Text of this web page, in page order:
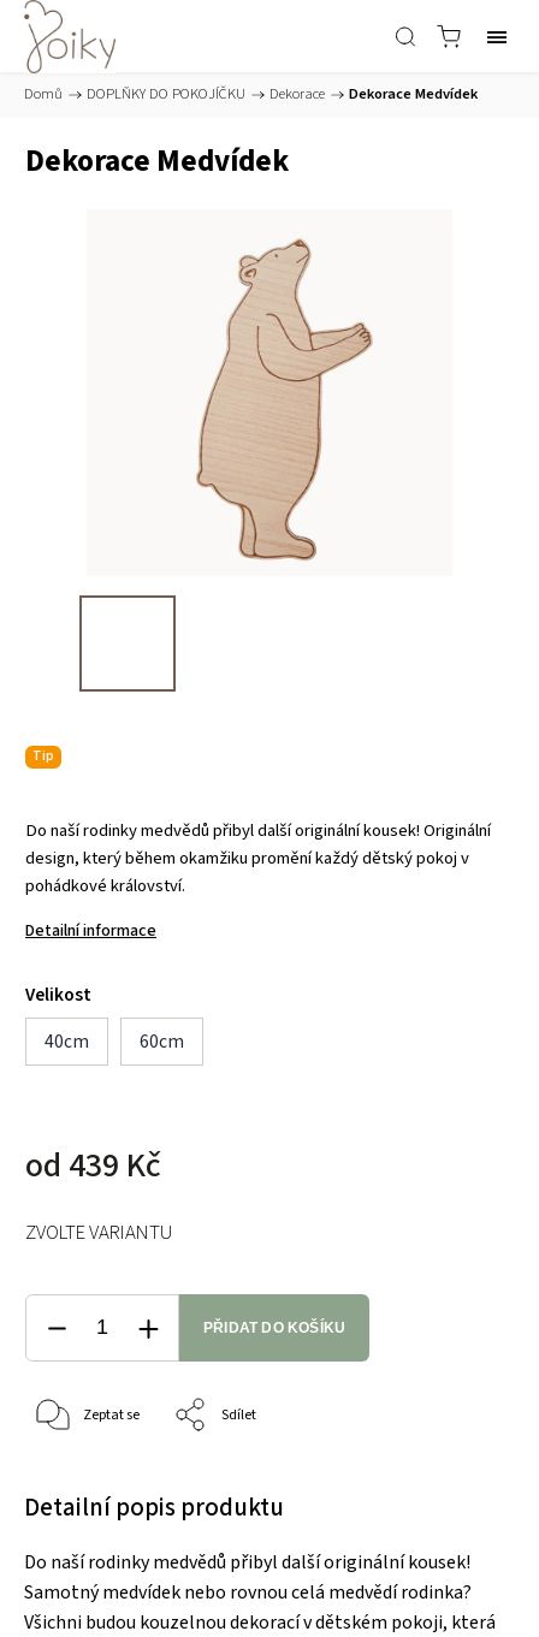
Domů / DOPLŇKY DO POKOJÍČKU / Dekorace / Dekorace Medvídek
Dekorace Medvídek
Do naší rodinky medvědů přibyl další originální kousek! Originální
design, který během okamžiku promění každý dětský pokoj v
pohádkové království.
Detailní informace
Tip
Velikost
40cm
60cm
od 439 Kč
ZVOLTE VARIANTU
PŘIDAT DO KOŠÍKU
Zeptat se Sdílet
Detailní popis produktu
Do naší rodinky medvědů přibyl další originální kousek!
Samotný medvídek nebo rovnou celá medvědí rodinka?
Všichni budou kouzelnou dekorací v dětském pokoji, která